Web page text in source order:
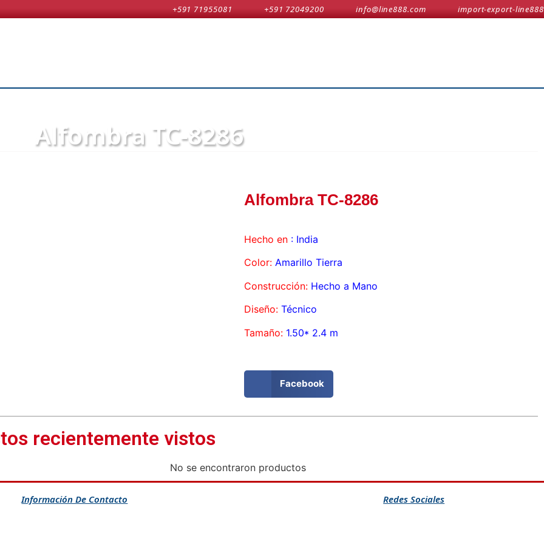
+591 71955081 +591 72049200 info@line888.com import-export-line888
Alfombra TC-8286
Alfombra TC-8286
Hecho en : India
Color: Amarillo Tierra
Construcción: Hecho a Mano
Diseño: Técnico
Tamaño: 1.50* 2.4 m
Facebook
recientemente vistos
No se encontraron productos
Información De Contacto Redes Sociales